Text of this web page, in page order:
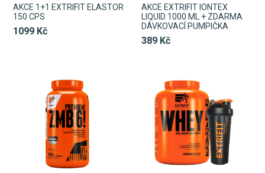
AKCE 1+1 EXTRIFIT ELASTOR
150 CPS
1099 Kč
AKCE EXTRIFIT IONTEX
LIQUID 1000 ML + ZDARMA
DÁVKOVACÍ PUMPIČKA
389 Kč